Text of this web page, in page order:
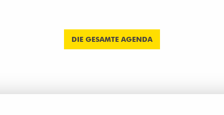
DIE GESAMTE AGENDA